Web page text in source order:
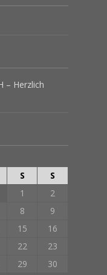
– Herzlich
S
S
1
2
8
9
15
16
22
23
29
30